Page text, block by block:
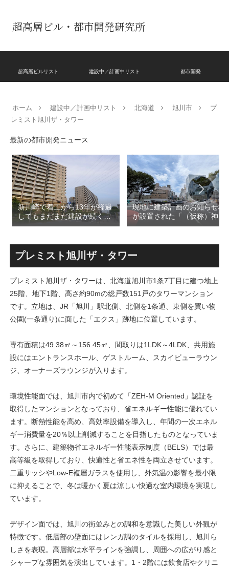
超高層ビル・都市開発研究所
超高層ビルリスト 建設中／計画中リスト 都市開発
ホーム 建設中／計画中リスト 北海道 旭川市
プ
レミスト旭川ザ・タワー
最新の都市開発ニュース
新川崎で着工から13年が経過
してもまだまだ建設が続く
「クレストプライムレジデン
ンション街で「プロムナード
八番街」の建設が進む！！
現地に建築計画のお知らせ板
が設置された「（仮称）神宮
前六丁目八角館建替計
SANAA設計で神宮前交差点に
新たな商業施設誕生へ！！
プレミスト旭川ザ・タワー
プレミスト旭川ザ・タワーは、北海道旭川市1条7丁目に建つ地上
25階、地下1階、高さ約90mの総戸数151戸のタワーマンション
です。立地は、JR「旭川」駅北側、北側を1条通、東側を買い物
公園(一条通り)に面した「エクス」跡地に位置しています。
専有面積は49.38㎡～156.45㎡、間取りは1LDK～4LDK、共用施
設にはエントランスホール、ゲストルーム、スカイビューラウン
ジ、オーナーズラウンジが入ります。
環境性能面では、旭川市内で初めて「ZEH-M Oriented」認証を
取得したマンションとなっており、省エネルギー性能に優れてい
ます。断熱性能を高め、高効率設備を導入し、年間の一次エネル
ギー消費量を20％以上削減することを目指したものとなっていま
す。さらに、建築物省エネルギー性能表示制度（BELS）では最
高等級を取得しており、快適性と省エネ性を両立させています。
二重サッシやLow-E複層ガラスを使用し、外気温の影響を最小限
に抑えることで、冬は暖かく夏は涼しい快適な室内環境を実現し
ています。
デザイン面では、旭川の街並みとの調和を意識した美しい外観が
特徴です。低層部の壁面にはレンガ調のタイルを採用し、旭川ら
しさを表現。高層部は水平ラインを強調し、周囲への広がり感と
シャープな雰囲気を演出しています。1・2階には飲食店やクリニ